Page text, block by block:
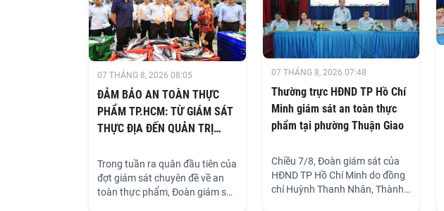
07 THÁNG 8, 2026 08:05
ĐẢM BẢO ​AN TOÀN THỰC
PHẨM TP.HCM: TỪ GIÁM SÁT
THỰC ĐỊA ĐẾN QUẢN TRỊ
Trong tuần ra quân đầu tiên của
đợt giám sát chuyên đề về an
toàn thực phẩm, Đoàn giám sát
07 THÁNG 8, 2026 07:48
Thường trực HĐND TP Hồ Chí
Minh giám sát an toàn thực
phẩm tại phường Thuận Giao
Chiều 7/8, Đoàn giám sát của
HĐND TP Hồ Chí Minh do đồng
chí Huỳnh Thanh Nhân, Thành